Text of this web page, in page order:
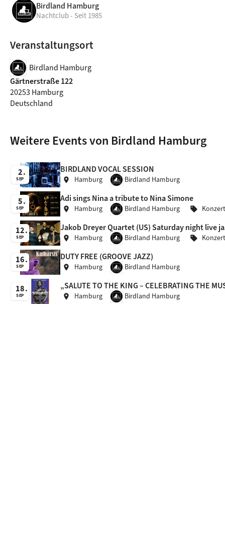
Birdland Hamburg
Nachtclub - Seit 1985
Veranstaltungsort
Birdland Hamburg
Gärtnerstraße 122
20253 Hamburg
Deutschland
Weitere Events von Birdland Hamburg
2
SEP
BIRDLAND VOCAL SESSION
location_on Hamburg Birdland Hamburg
5
SEP
Adi sings Nina a tribute to Nina Simone
location_on Hamburg Birdland Hamburg sell Konzert
12
SEP
Jakob Dreyer Quartet (US) Saturday night live
location_on Hamburg Birdland Hamburg sell Konzert
16
SEP
DUTY FREE (GROOVE JAZZ)
location_on Hamburg Birdland Hamburg
18
SEP
„SALUTE TO THE KING – CELEBRATING THE
location_on Hamburg Birdland Hamburg